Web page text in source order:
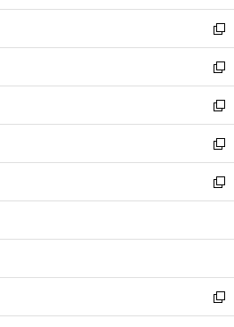
開
く
ウ
で
開
く
ン
ド
ウ
で
開
く
ウ
ィ
ン
ド
ウ
で
開
く
新
し
い
ウ
ィ
ン
ド
ウ
で
開
新
し
い
ウ
ィ
ン
ド
ウ
開
新
し
い
ウ
ィ
ン
ウ
開
く
新
し
い
ウ
ン
ウ
で
開
新
し
ウ
ン
ド
ウ
新
し